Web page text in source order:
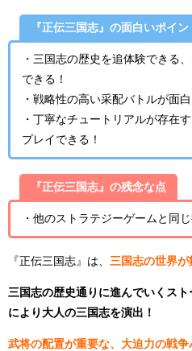
『正伝三国志』の面白いポイン
・三国志の歴史を追体験できる
できる！
・戦略性の高い采配バトルが面白
・丁寧なチュートリアルが存在
プレイできる！
『正伝三国志』の残念な点
・他のストラテジーゲームと同
『正伝三国志』は、 三国志の世界が
三国志の歴史通りに進んでいくス
により大人の三国志を演出！
武将の配置が重要な、大迫力の戦